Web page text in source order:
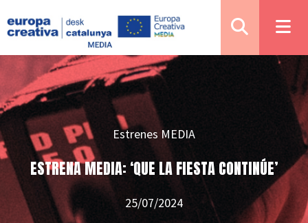
Estrenes MEDIA
ESTRENA MEDIA: ‘QUE LA FIESTA CONTINÚE’
25/07/2024